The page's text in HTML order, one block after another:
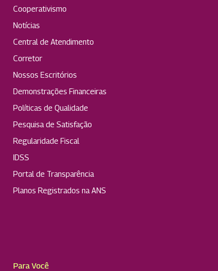
Cooperativismo
Notícias
Central de Atendimento
Corretor
Nossos Escritórios
Demonstrações Financeiras
Políticas de Qualidade
Pesquisa de Satisfação
Regularidade Fiscal
IDSS
Portal de Transparência
Planos Registrados na ANS
Para Você